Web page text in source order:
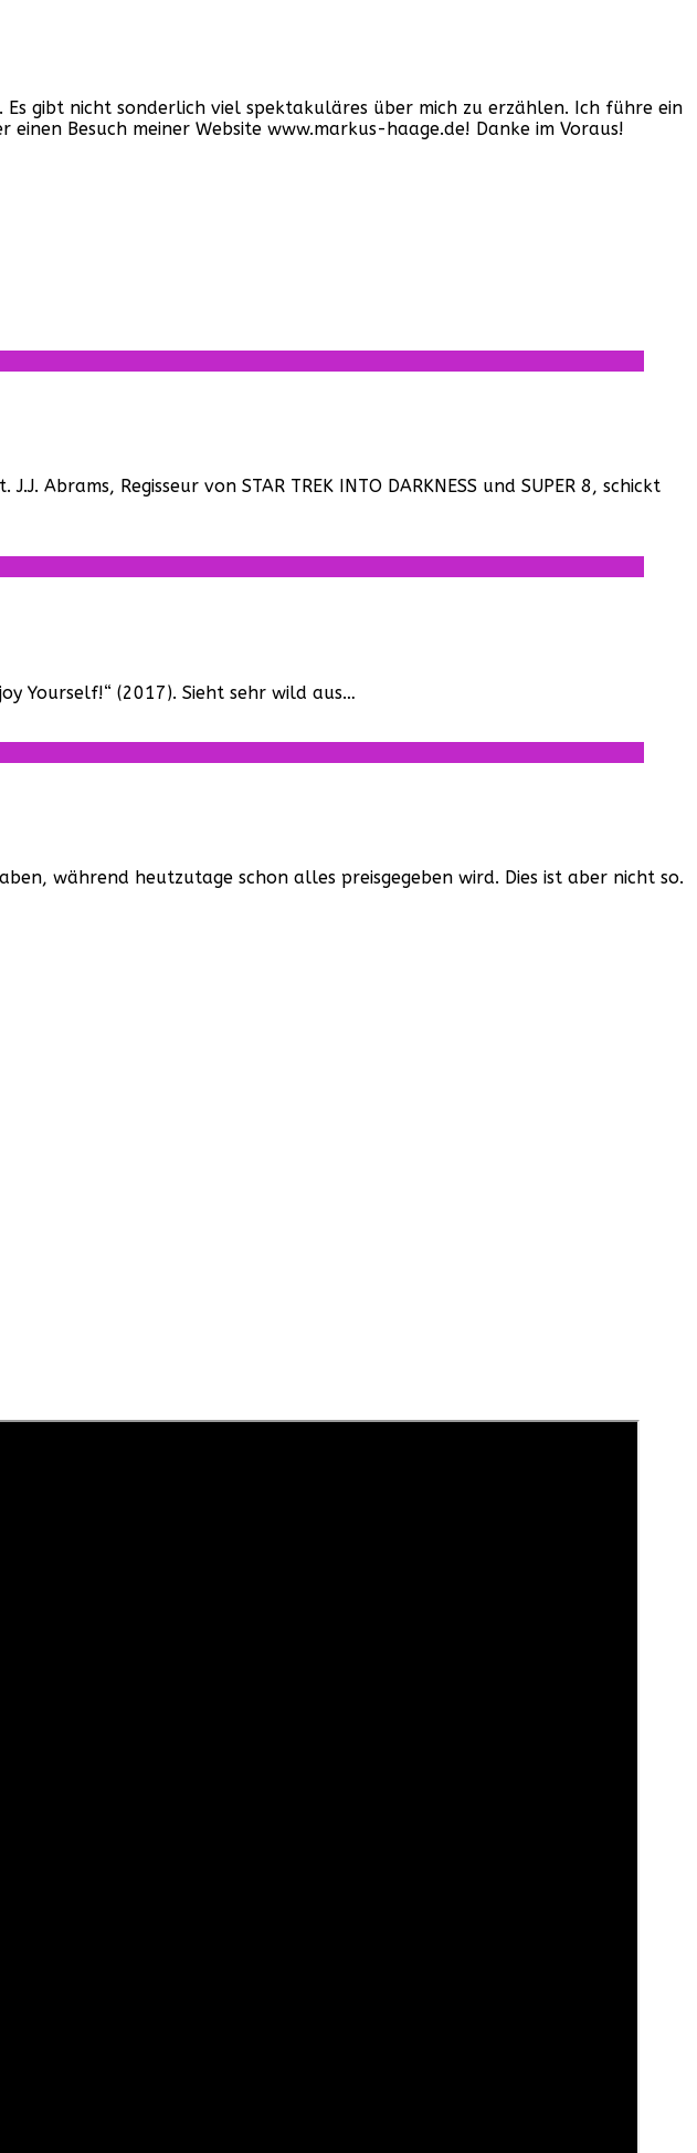
gibt nicht sonderlich viel spektakuläres über mich zu erzählen. Ich führe ein
Besuch meiner Website www.markus-haage.de! Danke im Voraus!
Abrams, Regisseur von STAR TREK INTO DARKNESS und SUPER 8, schickt
Yourself!“ (2017). Sieht sehr wild aus…
während heutzutage schon alles preisgegeben wird. Dies ist aber nicht so.